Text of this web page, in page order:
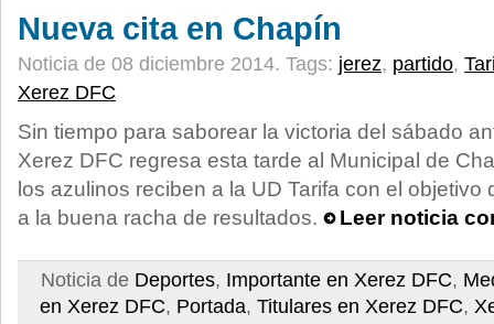
Nueva cita en Chapín
Noticia de 08 diciembre 2014. Tags: jerez, partido,
Xerez DFC
Sin tiempo para saborear la victoria del sábado
Xerez DFC regresa esta tarde al Municipal de
los azulinos reciben a la UD Tarifa con el objetivo
a la buena racha de resultados.
Leer noticia
Noticia de Deportes, Importante en Xerez DFC,
en Xerez DFC, Portada, Titulares en Xerez DFC,